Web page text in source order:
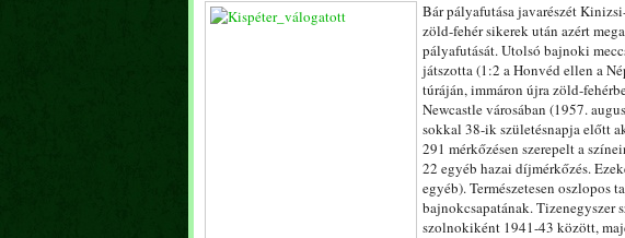
Bár pályafutása javarészét
zöld-fehér sikerek után azért
pályafutását. Utolsó bajnoki
játszotta (1:2 a Honvéd ellen a
túráján, immáron újra zöld-
Newcastle városában (1957.
sokkal 38-ik születésnapja előtt
291 mérkőzésen szerepelt a
22 egyéb hazai díjmérkőzés.
egyéb). Természetesen oszlopos
bajnokcsapatának. Tizenegyszer
szolnokiként 1941-43 között,